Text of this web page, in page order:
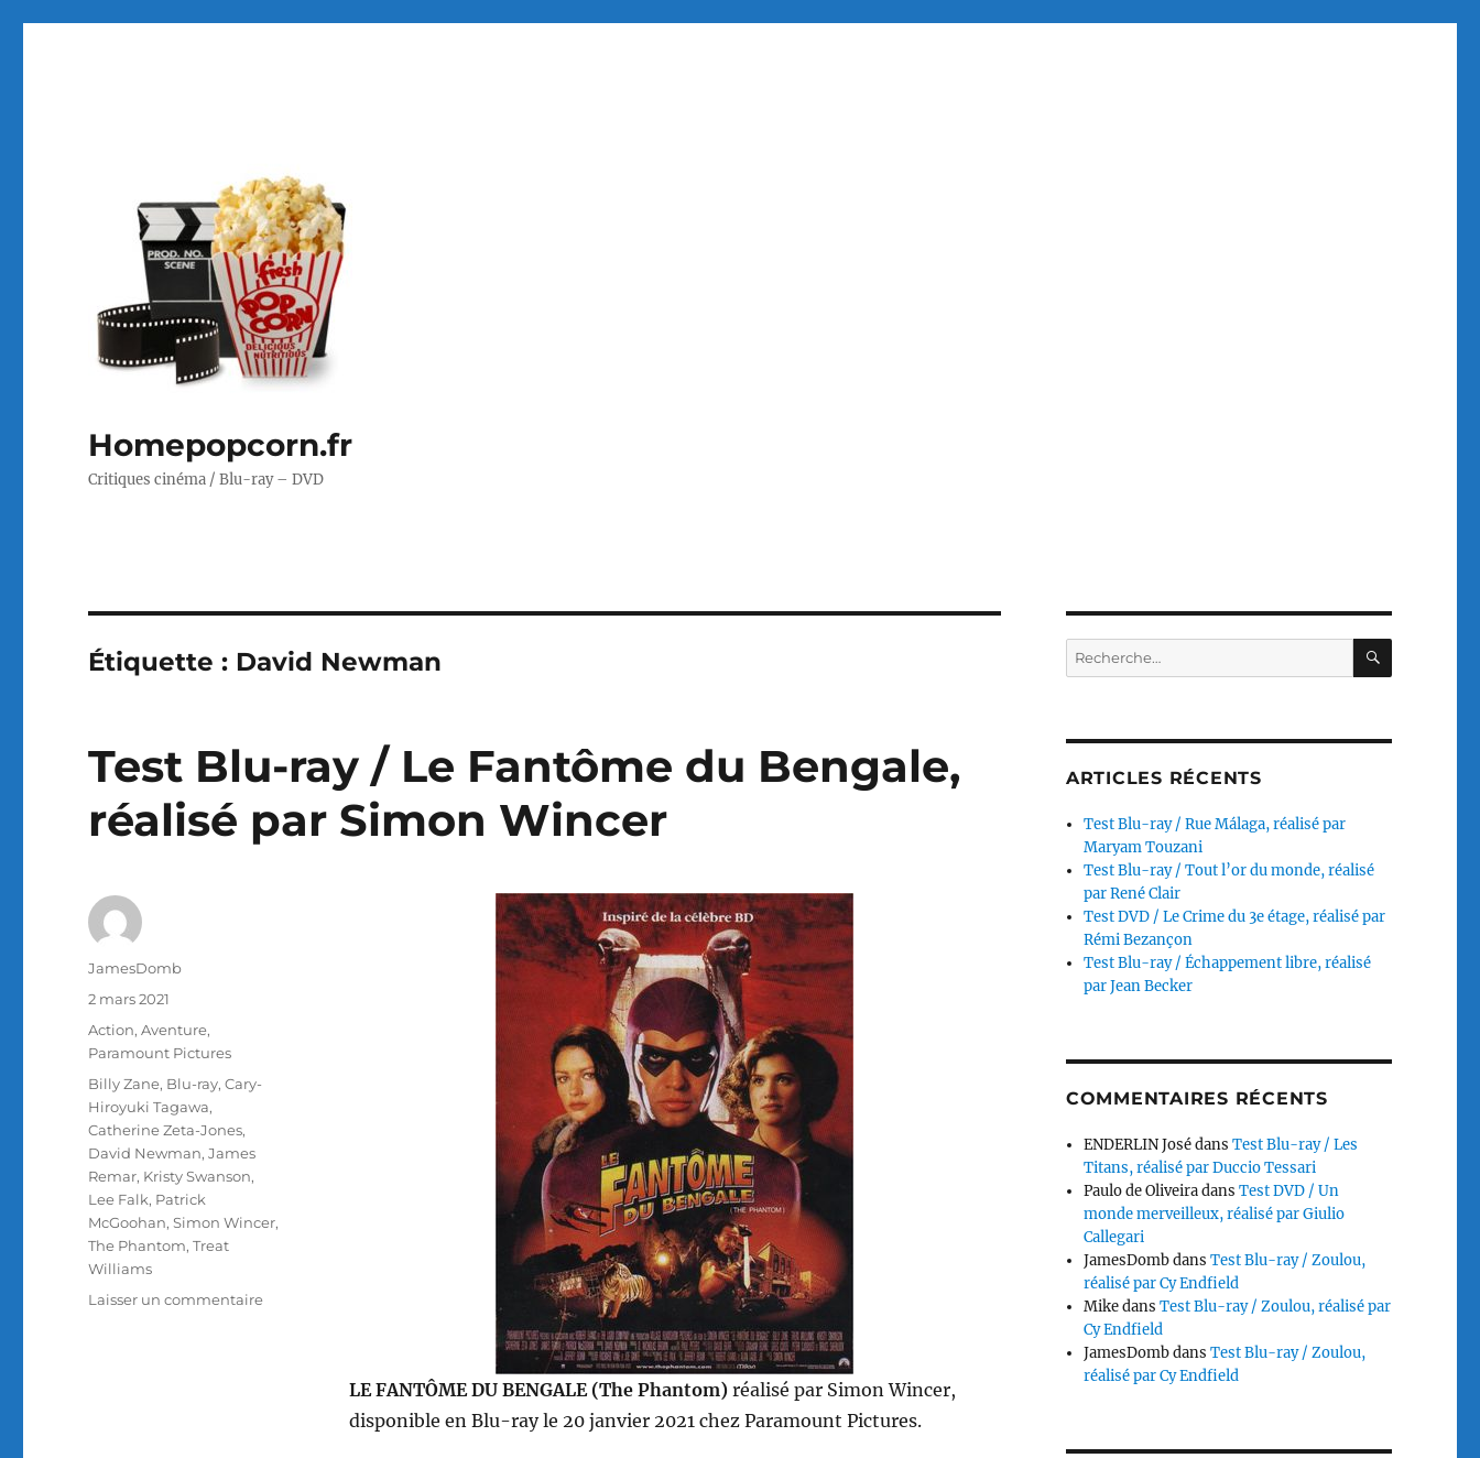
Homepopcorn.fr
Critiques cinéma / Blu-ray – DVD
Étiquette : David Newman
Test Blu-ray / Le Fantôme du Bengale,
réalisé par Simon Wincer
LE FANTÔME DU BENGALE (The Phantom)réalisé par Simon Wincer,
disponible en Blu-ray le 20 janvier 2021 chez Paramount Pictures.
Auteur
JamesDomb
Publié
2 mars 2021
Catégories
Action,Aventure,
Paramount Pictures
Étiquettes
Billy Zane, Blu-ray,Cary-
Hiroyuki Tagawa,
Catherine Zeta-Jones,
David Newman,James
Remar, Kristy Swanson,
Lee Falk, Patrick
McGoohan,Simon Wincer,
The Phantom,Treat
Williams
Laisser un commentairesur
Recherche
pour :
ARTICLES RÉCENTS
Test Blu-ray / Rue Málaga, réalisé par
Maryam Touzani
Test Blu-ray / Tout l’or du monde, réalisé
par René Clair
Test DVD / Le Crime du 3e étage, réalisé par
Rémi Bezançon
Test Blu-ray / Échappement libre, réalisé
par Jean Becker
COMMENTAIRES RÉCENTS
ENDERLIN JosédansTest Blu-ray / Les
Titans, réalisé par Duccio Tessari
Paulo de OliveiradansTest DVD / Un
monde merveilleux, réalisé par Giulio
Callegari
JamesDombdansTest Blu-ray / Zoulou,
réalisé par Cy Endfield
MikedansTest Blu-ray / Zoulou, réalisé par
Cy Endfield
JamesDombdansTest Blu-ray / Zoulou,
réalisé par Cy Endfield